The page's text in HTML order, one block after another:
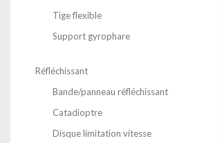
Tige flexible
Support gyrophare
Réfléchissant
Bande/panneau réfléchissant
Catadioptre
Disque limitation vitesse